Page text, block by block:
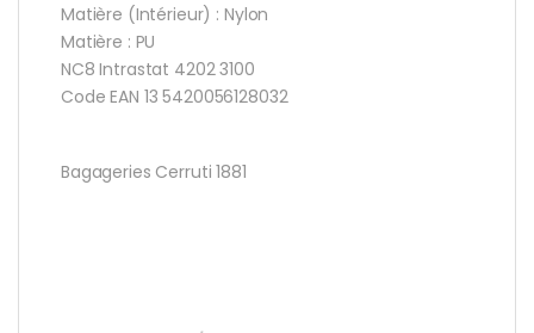
Matière (Intérieur) : Nylon
Matière : PU
NC8 Intrastat 4202 3100
Code EAN 13 5420056128032
Bagageries Cerruti 1881